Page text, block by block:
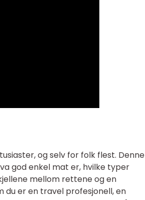
og selv for folk flest. Denne
god enkel mat er, hvilke typer
mellom rettene og en
du er en travel profesjonell, en